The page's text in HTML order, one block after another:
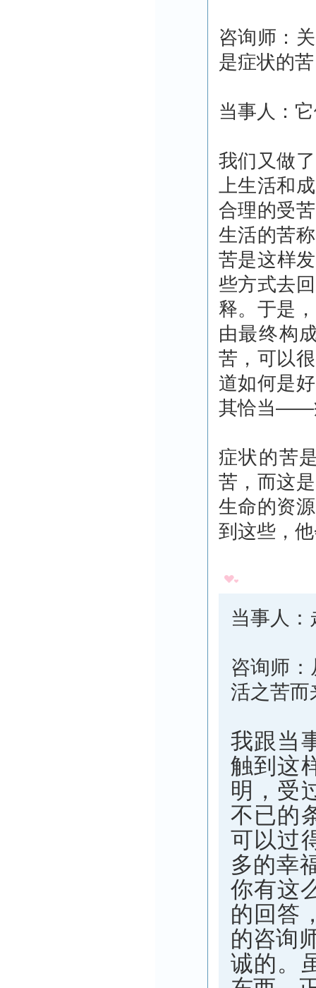
咨询师：
是症状的
当事人：
我们又做
上生活和
合理的受
生活的苦
苦是这样
些方式去
释。于是
由最终构
苦，可以
道如何是
其恰当——
症状的苦
苦，而这
生命的资
到这些，
当事人
咨询师
活之苦而
我跟当
触到这
明，受
不已的
可以过
多的幸
你有这
的回答
的咨询
诚的。